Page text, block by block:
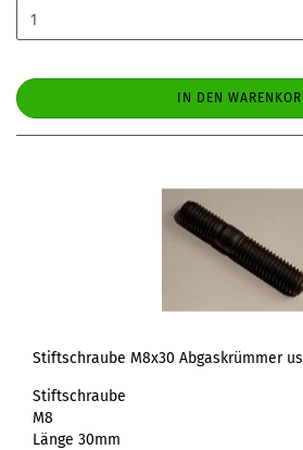
IN DEN
Stiftschraube M8x30 Abgaskrümmer
Stiftschraube
M8
Länge 30mm